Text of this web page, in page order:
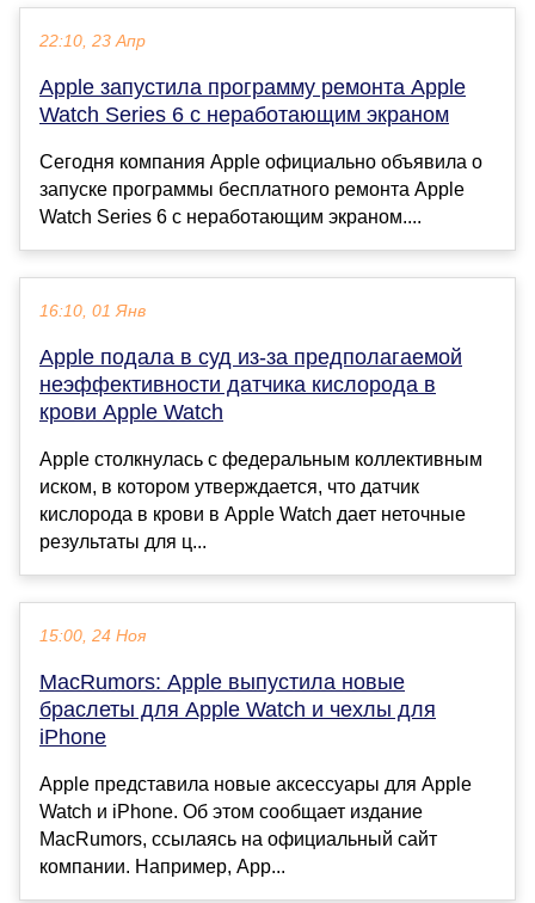
22:10, 23 Апр
Apple запустила программу ремонта Apple
Watch Series 6 с неработающим экраном
Сегодня компания Apple официально объявила о
запуске программы бесплатного ремонта Apple
Watch Series 6 с неработающим экраном....
16:10, 01 Янв
Apple подала в суд из-за предполагаемой
неэффективности датчика кислорода в
крови Apple Watch
Apple столкнулась с федеральным коллективным
иском, в котором утверждается, что датчик
кислорода в крови в Apple Watch дает неточные
результаты для ц...
15:00, 24 Ноя
MacRumors: Apple выпустила новые
браслеты для Apple Watch и чехлы для
iPhone
Apple представила новые аксессуары для Apple
Watch и iPhone. Об этом сообщает издание
MacRumors, ссылаясь на официальный сайт
компании. Например, App...